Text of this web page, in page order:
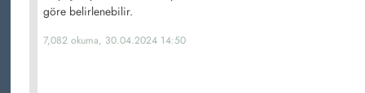
göre belirlenebilir.
7,082 okuma, 30.04.2024 14:50